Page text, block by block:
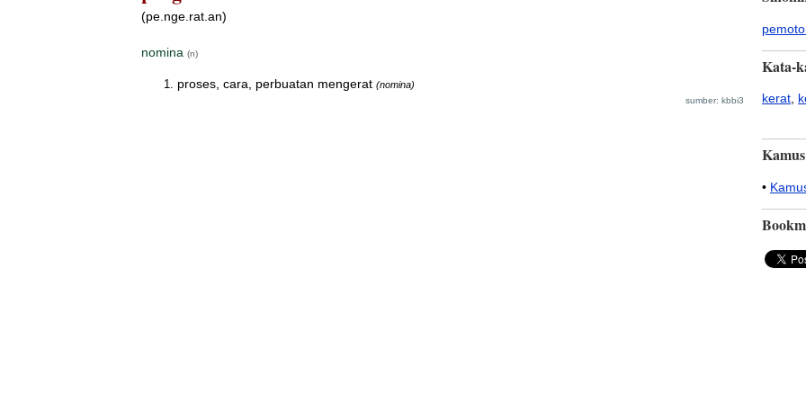
(pe.nge.rat.an)
nomina (n)
proses, cara, perbuatan mengerat (nomina)
sumber: kbbi3
Kata-
kerat
•